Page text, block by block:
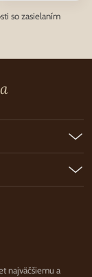
so zasielaním
najväčšiemu a